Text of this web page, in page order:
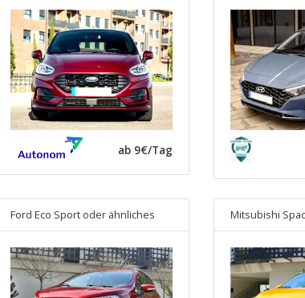
ab 9€/Tag
Ford Eco Sport oder ähnliches Mitsubishi